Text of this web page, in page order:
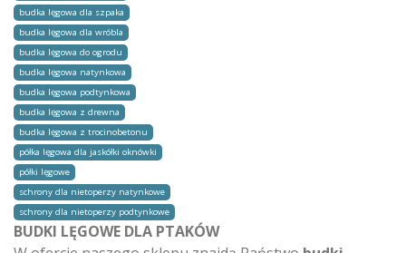
budka lęgowa dla szpaka
budka lęgowa dla wróbla
budka lęgowa do ogrodu
budka lęgowa natynkowa
budka lęgowa podtynkowa
budka lęgowa z drewna
budka lęgowa z trocinobetonu
półka lęgowa dla jaskółki oknówki
półki lęgowe
schrony dla nietoperzy natynkowe
schrony dla nietoperzy podtynkowe
BUDKI LĘGOWE DLA PTAKÓW